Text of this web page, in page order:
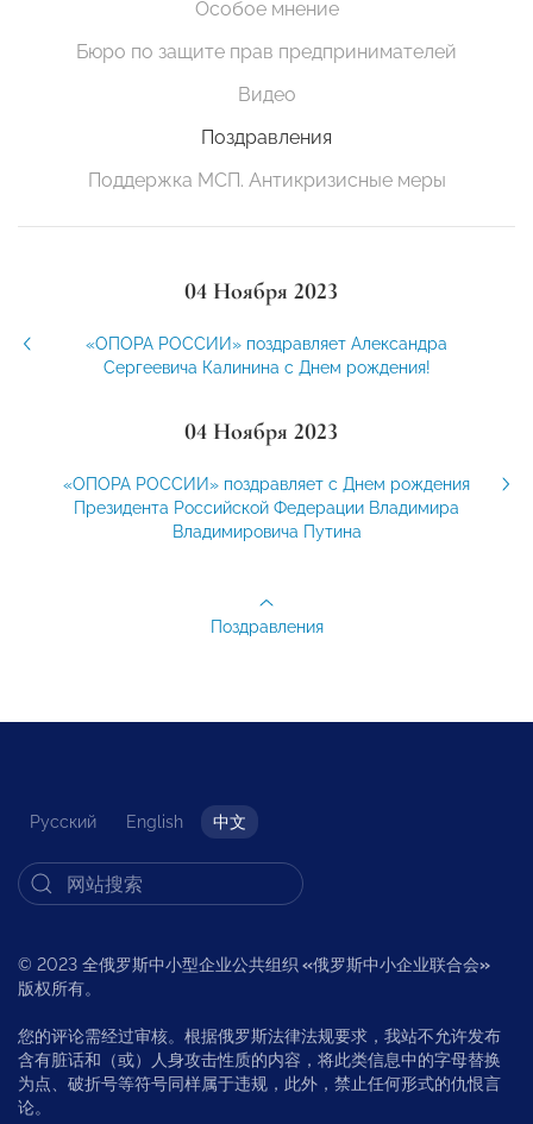
Особое мнение
Бюро по защите прав предпринимателей
Видео
Поздравления
Поддержка МСП. Антикризисные меры
04 Ноября 2023
«ОПОРА РОССИИ» поздравляет Александра
Сергеевича Калинина с Днем рождения!
04 Ноября 2023
«ОПОРА РОССИИ» поздравляет с Днем рождения
Президента Российской Федерации Владимира
Владимировича Путина
Поздравления
Русский English 中文
© 2023 全俄罗斯中小型企业公共组织 «俄罗斯中小企业联合会»
版权所有。
您的评论需经过审核。根据俄罗斯法律法规要求，我站不允许发布
含有脏话和（或）人身攻击性质的内容，将此类信息中的字母替换
为点、破折号等符号同样属于违规，此外，禁止任何形式的仇恨言
论。